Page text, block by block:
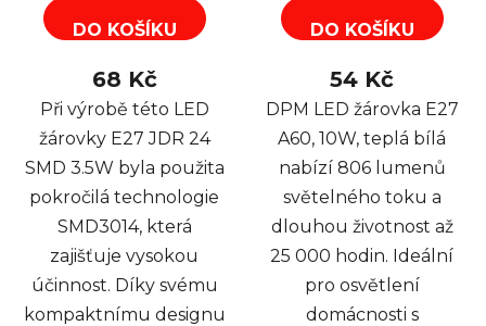
DO KOŠÍKU
68 Kč
Při výrobě této LED
žárovky E27 JDR 24
SMD 3.5W byla použita
pokročilá technologie
SMD3014, která
zajišťuje vysokou
účinnost. Díky svému
kompaktnímu designu
DO KOŠÍKU
54 Kč
DPM LED žárovka E27
A60, 10W, teplá bílá
nabízí 806 lumenů
světelného toku a
dlouhou životnost až
25 000 hodin. Ideální
pro osvětlení
domácnosti s